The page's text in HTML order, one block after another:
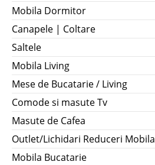
Mobila Dormitor
Canapele | Coltare
Saltele
Mobila Living
Mese de Bucatarie / Living
Comode si masute Tv
Masute de Cafea
Outlet/Lichidari Reduceri Mobila
Mobila Bucatarie